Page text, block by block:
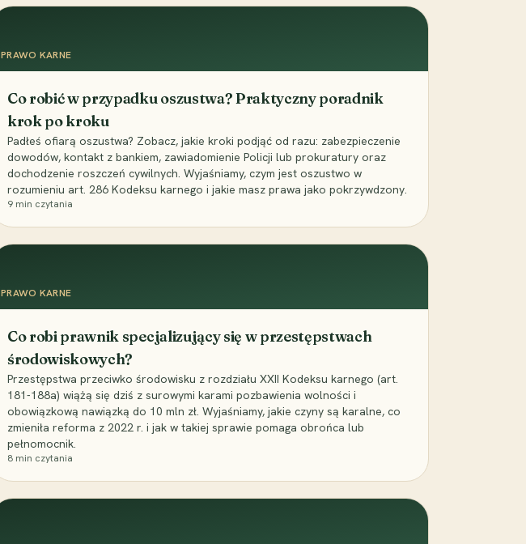
PRAWO KARNE
Co robić w przypadku oszustwa? Praktyczny poradnik
krok po kroku
Padłeś ofiarą oszustwa? Zobacz, jakie kroki podjąć od razu: zabezpieczenie
dowodów, kontakt z bankiem, zawiadomienie Policji lub prokuratury oraz
dochodzenie roszczeń cywilnych. Wyjaśniamy, czym jest oszustwo w
rozumieniu art. 286 Kodeksu karnego i jakie masz prawa jako pokrzywdzony.
9 min czytania
PRAWO KARNE
Co robi prawnik specjalizujący się w przestępstwach
środowiskowych?
Przestępstwa przeciwko środowisku z rozdziału XXII Kodeksu karnego (art.
181-188a) wiążą się dziś z surowymi karami pozbawienia wolności i
obowiązkową nawiązką do 10 mln zł. Wyjaśniamy, jakie czyny są karalne, co
zmieniła reforma z 2022 r. i jak w takiej sprawie pomaga obrońca lub
pełnomocnik.
8 min czytania